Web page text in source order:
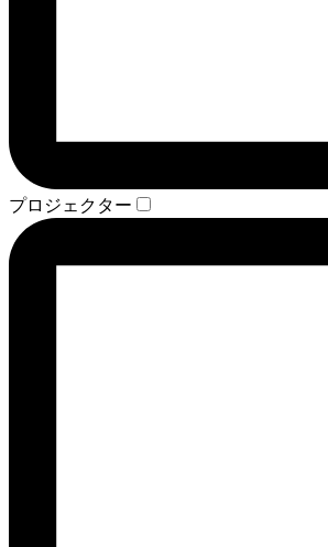
プロジェクター